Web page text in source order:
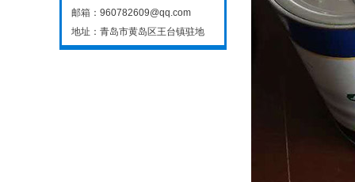
邮箱：960782609@qq.com
地址：青岛市黄岛区王台镇驻地